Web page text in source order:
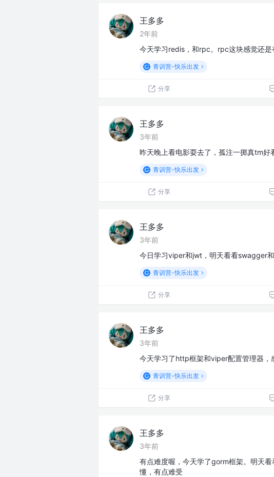
王多多
2年前
今天学习redis，和rpc。rpc这块感觉还是
青训营-快乐出发
分享
王多多
3年前
昨天晚上看电影耍去了，孤注一掷真tm
青训营-快乐出发
分享
王多多
3年前
今日学习viper和jwt，明天看看swagger
青训营-快乐出发
分享
王多多
3年前
今天学习了http框架和viper配置管理器，
青训营-快乐出发
分享
王多多
3年前
有点难度喔，今天学了gorm框架。明天
懂，有点难受